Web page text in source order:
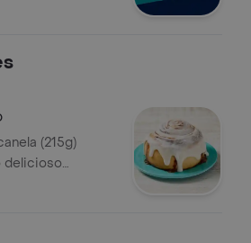
(215g)
delicioso
en